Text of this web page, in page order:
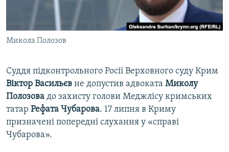
ІНФОГРАФІКА
ДОЛУЧАЙСЯ!
Усі сайти RFE/RL
Микола Полозов
Суддя підконтрольного Росії Верховного суду Крим
Віктор Васильєв не допустив адвоката Миколу
Полозова до захисту голови Меджлісу кримських
татар Рефата Чубарова. 17 липня в Криму
призначені попередні слухання у «справі
Чубарова».